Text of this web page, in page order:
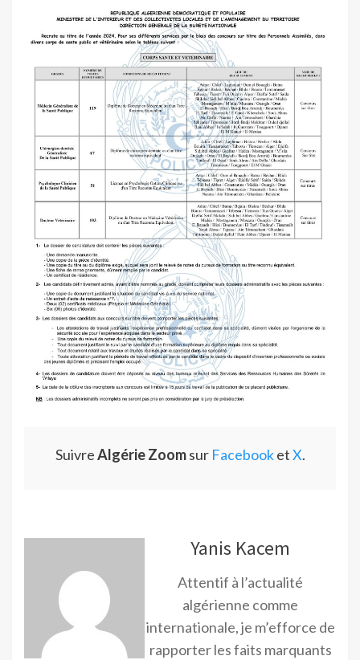
SuivreAlgérie Zoomsur FacebooketX.
Yanis Kacem
Attentif à l’actualité
algérienne comme
internationale, je m’efforce de
rapporter les faits marquants